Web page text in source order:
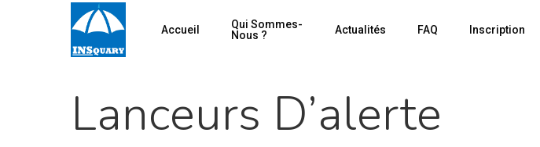
Accueil
Qui Sommes-
Nous ?
Actualités FAQ Inscription
Lanceurs D’alerte